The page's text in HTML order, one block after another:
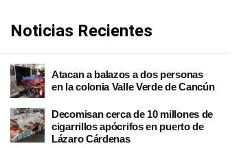
Noticias Recientes
Atacan a balazos a dos personas
en la colonia Valle Verde de Cancún
Decomisan cerca de 10 millones de
cigarrillos apócrifos en puerto de
Lázaro Cárdenas